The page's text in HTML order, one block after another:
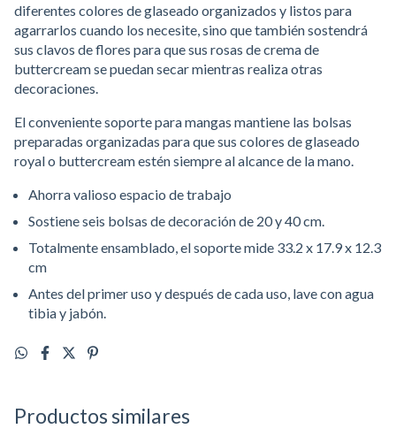
diferentes colores de glaseado organizados y listos para
agarrarlos cuando los necesite, sino que también sostendrá
sus clavos de flores para que sus rosas de crema de
buttercream se puedan secar mientras realiza otras
decoraciones.
El conveniente soporte para mangas mantiene las bolsas
preparadas organizadas para que sus colores de glaseado
royal o buttercream estén siempre al alcance de la mano.
Ahorra valioso espacio de trabajo
Sostiene seis bolsas de decoración de 20 y 40 cm.
Totalmente ensamblado, el soporte mide 33.2 x 17.9 x 12.3
cm
Antes del primer uso y después de cada uso, lave con agua
tibia y jabón.
Productos similares